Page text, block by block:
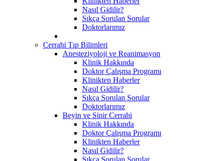
Nasıl Gidilir?
Sıkça Sorulan Sorular
Doktorlarımız
Cerrahi Tıp Bilimleri
Anesteziyoloji ve Reanimasyon
Klinik Hakkında
Doktor Çalışma Programı
Klinikten Haberler
Nasıl Gidilir?
Sıkça Sorulan Sorular
Doktorlarımız
Beyin ve Sinir Cerrahi
Klinik Hakkında
Doktor Çalışma Programı
Klinikten Haberler
Nasıl Gidilir?
Sıkça Sorulan Sorular